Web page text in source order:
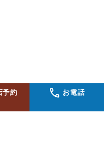
予約 call お電話